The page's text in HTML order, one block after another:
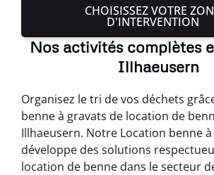
CHOISISSEZ VOTRE
D'INTERVENTION
Nos activités complètes
Illhaeusern
Organisez le tri de vos déchets
benne à gravats de location de
Illhaeusern. Notre Location benne
développe des solutions
location de benne dans le secteur